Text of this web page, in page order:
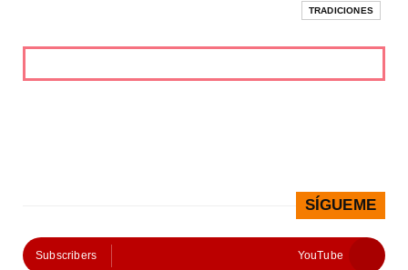
TRADICIONES
SÍGUEME
YouTube
Subscribers